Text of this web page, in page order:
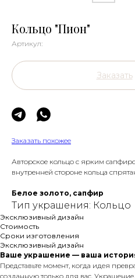
Кольцо "Пион"
Артикул:
Заказать
Заказать похожее
Авторское кольцо с ярким
внутренней стороне кольца
Белое золото, сапфир
Тип украшения: Кольцо
Эксклюзивный дизайн
Стоимость
Сроки изготовления
Эксклюзивный дизайн
Ваше украшение — ваша
Представьте момент, когда идея
созданную только для вас.